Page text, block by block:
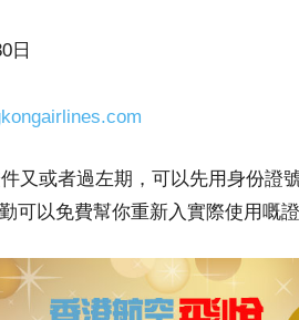
日
又或者過左期，可以先用身份證
可以免費幫你重新入實際使用嘅證